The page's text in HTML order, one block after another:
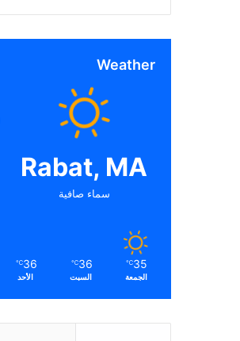
Weather
Rabat, MA
سماء صافية
35
℃
الجمعة
36
℃
السبت
36
℃
الأحد